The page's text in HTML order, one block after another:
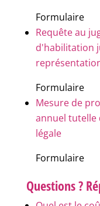
Formulaire
Requête au
d'habilitation
Formulaire
Mesure de
annuel tutelle
légale
Formulaire
Questions ?